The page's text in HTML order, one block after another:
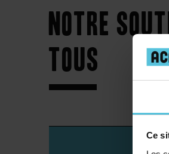
Ce
Notre
tous